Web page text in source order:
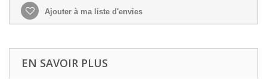
Ajouter à ma liste d'envies
EN SAVOIR PLUS